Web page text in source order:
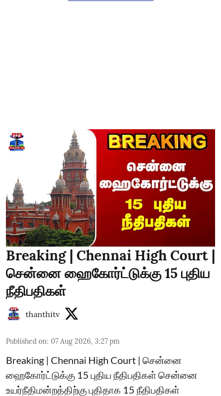
Breaking | Chennai High Court |
சென்னை ஹைகோர்ட்டுக்கு 15 புதிய
நீதிபதிகள்
thanthitv
Published on: 07 Aug 2026, 3:27 pm
Breaking | Chennai High Court | சென்னை
ஹைகோர்ட்டுக்கு 15 புதிய நீதிபதிகள் சென்னை
உயர்நீதிமன்றத்திற்கு புதிதாக 15 நீதிபதிகள்